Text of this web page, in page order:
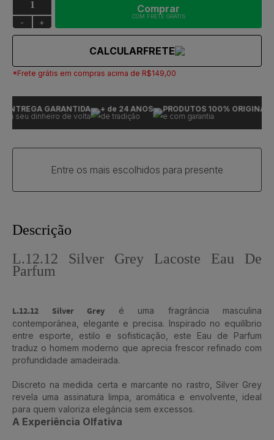
- +
Comprar
COM FRETE GRÁTIS
CALCULARFRETE
*Frete grátis em compras acima de R$149,00
GARANTIDA
seu dinheiro de volta
+ de 24 ANOS
de tradição
PRODUTOS 100% ORIGINAIS
e com garantia
Entre os mais escolhidos para presente
Descrição
L.12.12 Silver Grey Lacoste Eau De
Parfum
L.12.12 Silver Grey é uma fragrância masculina
contemporânea, elegante e precisa. Inspirado no equilíbrio
entre esporte, estilo e sofisticação, este Eau de Parfum
traduz o homem moderno que aprecia frescor refinado com
profundidade amadeirada.
Discreto na medida certa e marcante no rastro, Silver Grey
revela uma assinatura limpa, aromática e envolvente, ideal
para quem valoriza elegância sem excessos.
A Experiência Olfativa